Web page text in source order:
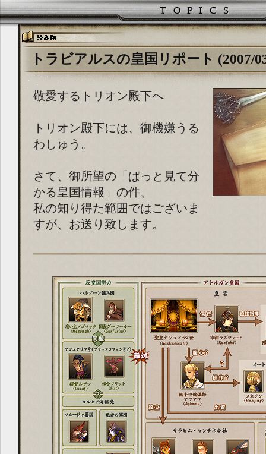
トラビアルスの皇国リポート (2007/
敬愛するトリオン殿下へ
トリオン殿下には、御機嫌うる
わしゅう。
さて、御所望の「ぱっと見て分
かる皇国情報」の件、
私の知り得た範囲ではございま
すが、お送り致します。